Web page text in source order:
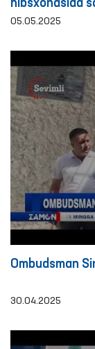
hibsxonasida
etildi
05.05.2025
Ombudsman
30.04.2025